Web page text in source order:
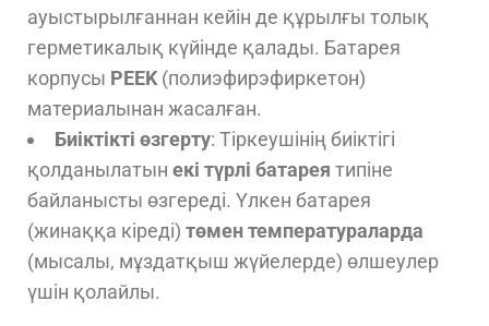
ауыстырылғаннан кейін де құрылғы толық
герметикалық күйінде қалады. Батарея
корпусы PEEK (полиэфирэфиркетон)
материалынан жасалған.
Биіктікті өзгерту: Тіркеушінің биіктігі
қолданылатын екі түрлі батарея типіне
байланысты өзгереді. Үлкен батарея
(жинаққа кіреді) төмен температураларда
(мысалы, мұздатқыш жүйелерде) өлшеулер
үшін қолайлы.